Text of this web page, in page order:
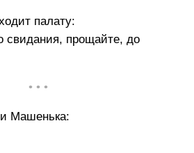
палату:
прощайте, до
• • •
и Машенька: